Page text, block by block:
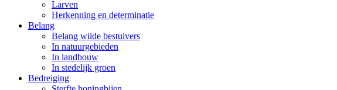
Larven
Herkenning en determinatie
Belang
Belang wilde bestuivers
In natuurgebieden
In landbouw
In stedelijk groen
Bedreiging